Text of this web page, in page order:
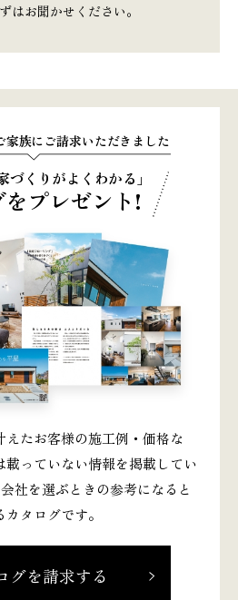
はお聞かせください。
家族にご請求いただきました
づくりがよくわかる」
をプレゼント!
たお客様の施工例・価格な
載っていない情報を掲載してい
社を選ぶときの参考になると
タログです。
グを請求する